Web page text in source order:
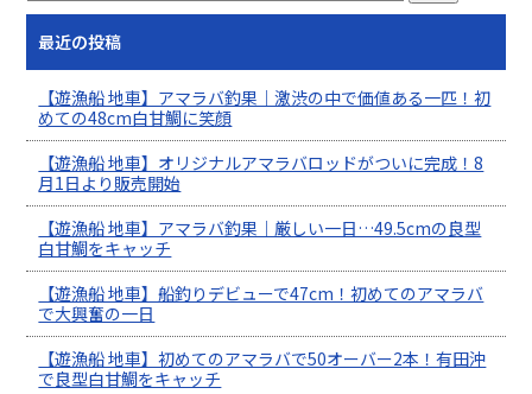
最近の投稿
【遊漁船 地車】アマラバ釣果｜激渋の中で価値ある一匹！初
めての48cm白甘鯛に笑顔
【遊漁船 地車】オリジナルアマラバロッドがついに完成！8
月1日より販売開始
【遊漁船 地車】アマラバ釣果｜厳しい一日…49.5cmの良型
白甘鯛をキャッチ
【遊漁船 地車】船釣りデビューで47cm！初めてのアマラバ
で大興奮の一日
【遊漁船 地車】初めてのアマラバで50オーバー2本！有田沖
で良型白甘鯛をキャッチ